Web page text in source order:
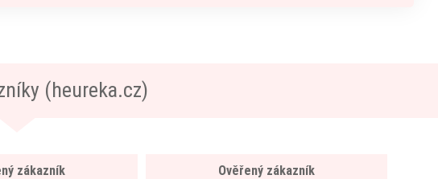
(heureka.cz)
zákazník Ověřený zákazník